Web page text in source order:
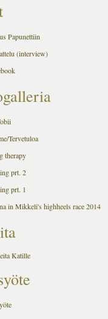
Papunettiin
(interview)
Tervetuloa
therapy
prt. 2
prt. 1
in Mikkeli's highheels race 2014
Katille